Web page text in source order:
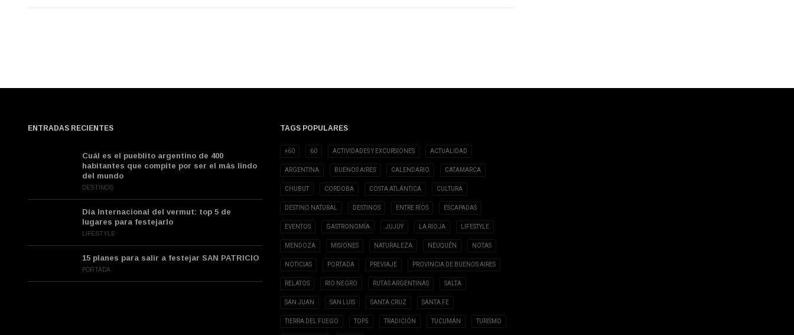
ENTRADAS RECIENTES
Cuál es el pueblito argentino de 400
habitantes que compite por ser el más lindo
del mundo
DESTINOS
Día Internacional del vermut: top 5 de
lugares para festejarlo
LIFESTYLE
15 planes para salir a festejar SAN PATRICIO
PORTADA
TAGS POPULARES
+60 60 ACTIVIDADES Y EXCURSIONES ACTUALIDAD
ARGENTINA BUENOS AIRES CALENDARIO CATAMARCA
CHUBUT CORDOBA COSTA ATLÁNTICA CULTURA
DESTINO NATURAL DESTINOS ENTRE RÍOS ESCAPADAS
EVENTOS GASTRONOMÍA JUJUY LA RIOJA LIFESTYLE
MENDOZA MISIONES NATURALEZA NEUQUÉN NOTAS
NOTICIAS PORTADA PREVIAJE PROVINCIA DE BUENOS AIRES
RELATOS RIO NEGRO RUTAS ARGENTINAS SALTA
SAN JUAN SAN LUIS SANTA CRUZ SANTA FE
TIERRA DEL FUEGO TOP5 TRADICIÓN TUCUMÁN TURISMO